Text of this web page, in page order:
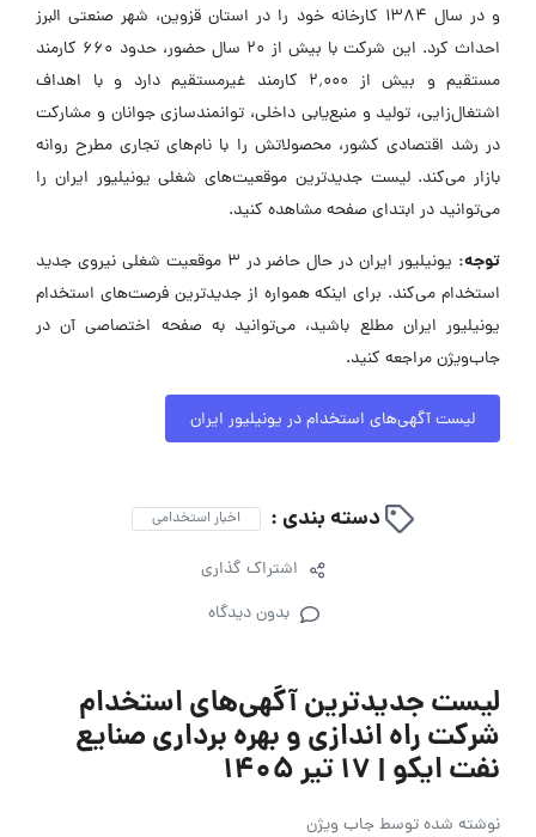
و در سال 1384 کارخانه خود را در استان قزوین، شهر صنعتی البرز
احداث کرد. این شرکت با بیش از 20 سال حضور، حدود 660 کارمند
مستقیم و بیش از 2٬000 کارمند غیرمستقیم دارد و با اهداف
اشتغال‌زایی، تولید و منبع‌یابی داخلی، توانمندسازی جوانان و مشارکت
در رشد اقتصادی کشور، محصولاتش را با نام‌های تجاری مطرح روانه
بازار می‌کند. لیست جدیدترین موقعیت‌های شغلی یونیلیور ایران را
می‌توانید در ابتدای صفحه مشاهده کنید.
توجه:
یونیلیور ایران در حال حاضر در ۳ موقعیت شغلی نیروی جدید
استخدام می‌کند. برای اینکه همواره از جدیدترین فرصت‌های استخدام
یونیلیور ایران مطلع باشید، می‌توانید به صفحه اختصاصی آن در
جاب‌ویژن مراجعه کنید.
لیست آگهی‌های استخدام در یونیلیور ایران
دسته بندی : اخبار استخدامی
اشتراک گذاری
بدون دیدگاه
لیست جدیدترین آگهی‌های استخدام
شرکت راه اندازی و بهره برداری صنایع
نفت ایکو | ۱۷ تیر ۱۴۰۵
نوشته شده توسطجاب ویژن